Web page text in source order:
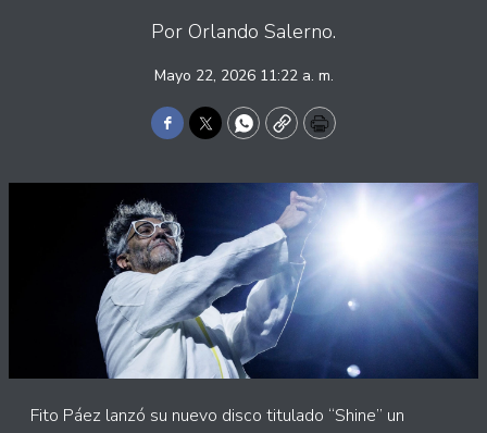
Por Orlando Salerno.
Mayo 22, 2026 11:22 a. m.
Facebook
TwitterWhatsApp
CopyPrint
Fito Páez lanzó su nuevo disco titulado “Shine” un